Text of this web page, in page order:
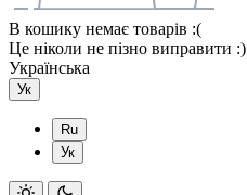
В кошику немає товарів :(
Це ніколи не пізно виправити :)
Українська
Ук
Ru
Ук